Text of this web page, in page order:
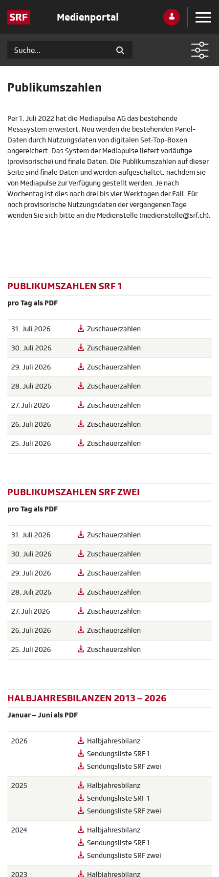
Medienportal
Publikumszahlen
Per 1. Juli 2022 hat die Mediapulse AG das bestehende
Messsystem erweitert. Neu werden die bestehenden Panel-
Daten durch Nutzungsdaten von digitalen Set-Top-Boxen
angereichert. Das System der Mediapulse liefert vorläufige
(provisorische) und finale Daten. Die Publikumszahlen auf dieser
Seite sind finale Daten und werden aufgeschaltet, nachdem sie
von Mediapulse zur Verfügung gestellt werden. Je nach
Wochentag ist dies nach drei bis vier Werktagen der Fall. Für
noch provisorische Nutzungsdaten der vergangenen Tage
wenden Sie sich bitte an die Medienstelle (medienstelle@srf.ch).
PUBLIKUMSZAHLEN SRF 1
pro Tag als PDF
31. Juli 2026 Zuschauerzahlen
30. Juli 2026 Zuschauerzahlen
29. Juli 2026 Zuschauerzahlen
28. Juli 2026 Zuschauerzahlen
27. Juli 2026 Zuschauerzahlen
26. Juli 2026 Zuschauerzahlen
25. Juli 2026 Zuschauerzahlen
PUBLIKUMSZAHLEN SRF ZWEI
pro Tag als PDF
31. Juli 2026 Zuschauerzahlen
30. Juli 2026 Zuschauerzahlen
29. Juli 2026 Zuschauerzahlen
28. Juli 2026 Zuschauerzahlen
27. Juli 2026 Zuschauerzahlen
26. Juli 2026 Zuschauerzahlen
25. Juli 2026 Zuschauerzahlen
HALBJAHRESBILANZEN 2013 – 2026
Januar – Juni als PDF
2026
Halbjahresbilanz
Sendungsliste SRF 1
Sendungsliste SRF zwei
2025
Halbjahresbilanz
Sendungsliste SRF 1
Sendungsliste SRF zwei
2024
Halbjahresbilanz
Sendungsliste SRF 1
Sendungsliste SRF zwei
2023 Halbjahresbilanz